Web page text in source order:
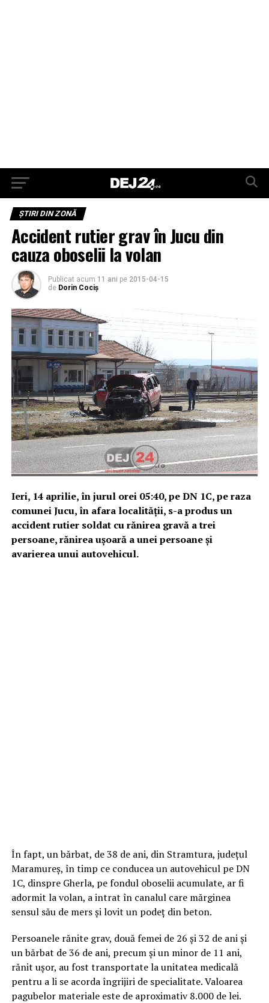
ŞTIRI DIN ZONĂ
Accident rutier grav în Jucu din
cauza oboselii la volan
Publicat acum 11 ani pe 2015-04-15
de Dorin Cociș
Ieri, 14 aprilie, în jurul orei 05:40, pe DN 1C, pe raza
comunei Jucu, în afara localităţii, s-a produs un
accident rutier soldat cu rănirea gravă a trei
persoane, rănirea uşoară a unei persoane şi
avarierea unui autovehicul.
În fapt, un bărbat, de 38 de ani, din Stramtura, judeţul
Maramureş, în timp ce conducea un autovehicul pe DN
1C, dinspre Gherla, pe fondul oboselii acumulate, ar fi
adormit la volan, a intrat în canalul care mărginea
sensul său de mers şi lovit un podeţ din beton.
Persoanele rănite grav, două femei de 26 şi 32 de ani și
un bărbat de 36 de ani, precum şi un minor de 11 ani,
rănit uşor, au fost transportate la unitatea medicală
pentru a li se acorda îngrijiri de specialitate. Valoarea
pagubelor materiale este de aproximativ 8.000 de lei.